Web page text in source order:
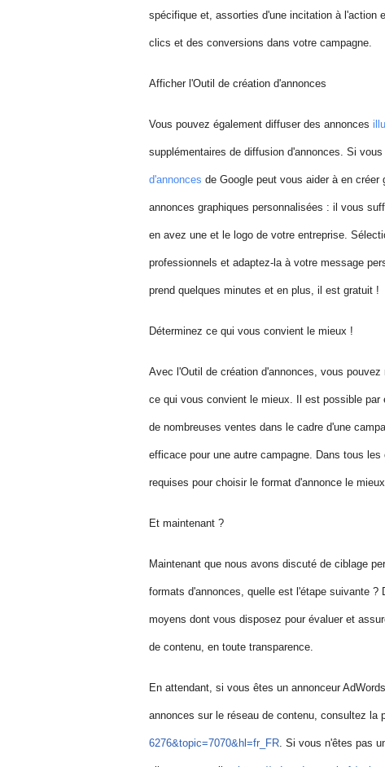
spécifique et, assorties d'une incitation à l'action
clics et des conversions dans votre campagne.
Afficher l'Outil de création d'annonces
Vous pouvez également diffuser des annonces
supplémentaires de diffusion d'annonces. Si
d'annonces de Google peut vous aider à en
annonces graphiques personnalisées : il vous
en avez une et le logo de votre entreprise.
professionnels et adaptez-la à votre message
prend quelques minutes et en plus, il est gratuit !
Déterminez ce qui vous convient le mieux !
Avec l'Outil de création d'annonces, vous
ce qui vous convient le mieux. Il est possible par
de nombreuses ventes dans le cadre d'une
efficace pour une autre campagne. Dans tous
requises pour choisir le format d'annonce le
Et maintenant ?
Maintenant que nous avons discuté de ciblage
formats d'annonces, quelle est l'étape suivante
moyens dont vous disposez pour évaluer et
de contenu, en toute transparence.
En attendant, si vous êtes un annonceur
annonces sur le réseau de contenu, consultez la
6276&topic=7070&hl=fr_FR. Si vous n'êtes pas